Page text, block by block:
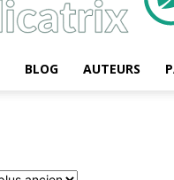
BLOG AUTEURS